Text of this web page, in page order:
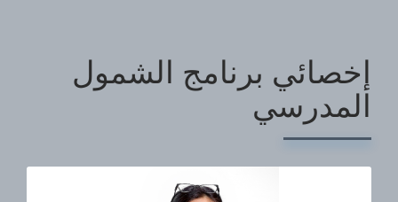
إخصائي برنامج الشمول
المدرسي